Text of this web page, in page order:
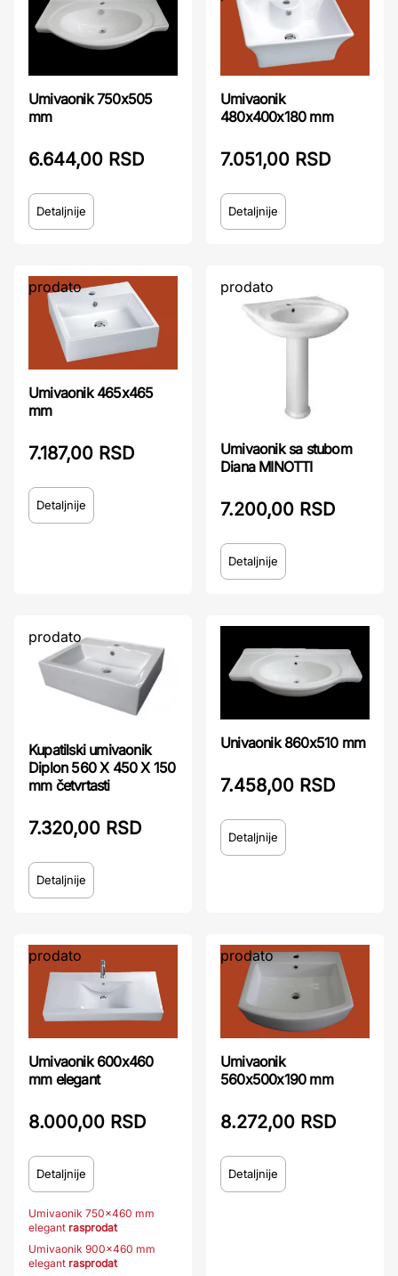
Umivaonik 750x505
mm
6.644,00 RSD
Detaljnije
Umivaonik
480x400x180 mm
7.051,00 RSD
Detaljnije
prodato
Umivaonik 465x465
mm
7.187,00 RSD
Detaljnije
prodato
Umivaonik sa stubom
Diana MINOTTI
7.200,00 RSD
Detaljnije
prodato
Kupatilski umivaonik
Diplon 560 X 450 X 150
mm četvrtasti
7.320,00 RSD
Detaljnije
Univaonik 860x510 mm
7.458,00 RSD
Detaljnije
prodato
Umivaonik 600x460
mm elegant
8.000,00 RSD
Detaljnije
Umivaonik 750x460 mm
elegant rasprodat
Umivaonik 900x460 mm
elegant rasprodat
prodato
Umivaonik
560x500x190 mm
8.272,00 RSD
Detaljnije